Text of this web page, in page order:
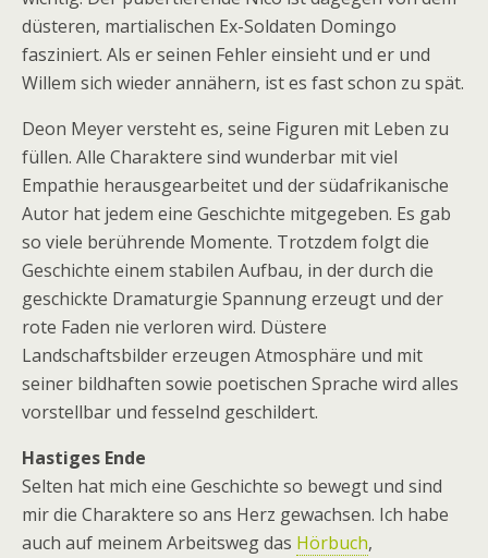
düsteren, martialischen Ex-Soldaten Domingo
fasziniert. Als er seinen Fehler einsieht und er und
Willem sich wieder annähern, ist es fast schon zu spät.
Deon Meyer versteht es, seine Figuren mit Leben zu
füllen. Alle Charaktere sind wunderbar mit viel
Empathie herausgearbeitet und der südafrikanische
Autor hat jedem eine Geschichte mitgegeben. Es gab
so viele berührende Momente. Trotzdem folgt die
Geschichte einem stabilen Aufbau, in der durch die
geschickte Dramaturgie Spannung erzeugt und der
rote Faden nie verloren wird. Düstere
Landschaftsbilder erzeugen Atmosphäre und mit
seiner bildhaften sowie poetischen Sprache wird alles
vorstellbar und fesselnd geschildert.
Hastiges Ende
Selten hat mich eine Geschichte so bewegt und sind
mir die Charaktere so ans Herz gewachsen. Ich habe
auch auf meinem Arbeitsweg das Hörbuch,